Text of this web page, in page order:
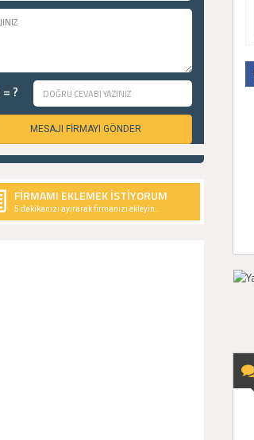
?
MESAJI FİRMAYI GÖNDER
FİRMAMI EKLEMEK İSTİYORUM
5 dakikanızı ayırarak firmanızı ekleyin..